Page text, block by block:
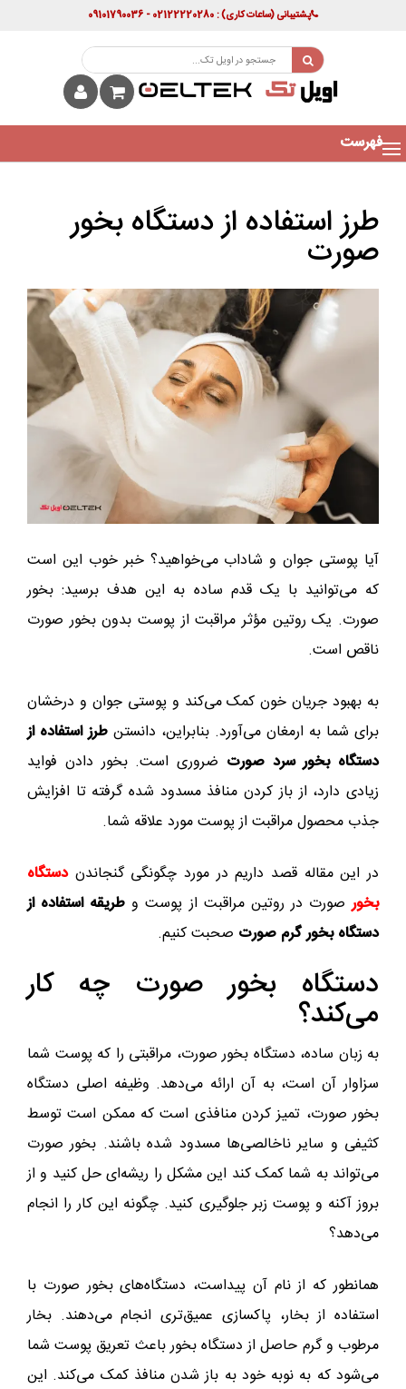
پشتیبانی(ساعات کاری): 02122220280 - 09101790036
فهرست
طرز استفاده از دستگاه بخور
صورت
آیا پوستی جوان و شاداب می‌خواهید؟ خبر خوب این است
که می‌توانید با یک قدم ساده به این هدف برسید: بخور
صورت. یک روتین مؤثر مراقبت از پوست بدون بخور صورت
ناقص است.
به بهبود جریان خون کمک می‌کند و پوستی جوان و درخشان
برای شما به ارمغان می‌آورد. بنابراین، دانستن طرز استفاده از
دستگاه بخور سرد صورت ضروری است. بخور دادن فواید
زیادی دارد، از باز کردن منافذ مسدود شده گرفته تا افزایش
جذب محصول مراقبت از پوست مورد علاقه شما.
در این مقاله قصد داریم در مورد چگونگی گنجاندندستگاه
بخورصورت در روتین مراقبت از پوست و طریقه استفاده از
دستگاه بخور گرم صورت صحبت کنیم.
دستگاه بخور صورت چه کار
می‌کند؟
به زبان ساده، دستگاه بخور صورت، مراقبتی را که پوست شما
سزاوار آن است، به آن ارائه می‌دهد. وظیفه اصلی دستگاه
بخور صورت، تمیز کردن منافذی است که ممکن است توسط
کثیفی و سایر ناخالصی‌ها مسدود شده باشند. بخور صورت
می‌تواند به شما کمک کند این مشکل را ریشه‌ای حل کنید و از
بروز آکنه و پوست زبر جلوگیری کنید. چگونه این کار را انجام
می‌دهد؟
همانطور که از نام آن پیداست، دستگاه‌های بخور صورت با
استفاده از بخار، پاکسازی عمیق‌تری انجام می‌دهند. بخار
مرطوب و گرم حاصل از دستگاه بخور باعث تعریق پوست شما
می‌شود که به نوبه خود به باز شدن منافذ کمک می‌کند. این